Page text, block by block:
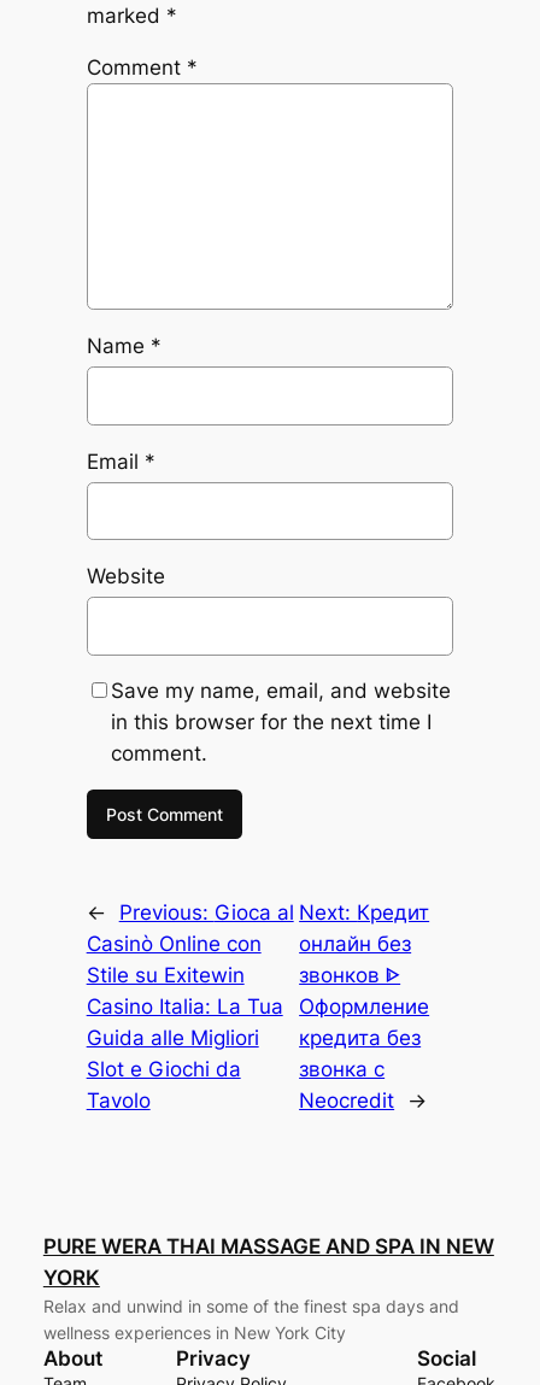
marked *
Comment *
Name *
Email *
Website
Save my name, email, and website
in this browser for the next time I
comment.
← Previous: Gioca al
Casinò Online con
Stile su Exitewin
Casino Italia: La Tua
Guida alle Migliori
Slot e Giochi da
Tavolo
Next: Кредит
онлайн без
звонков ᐈ
Оформление
кредита без
звонка с
Neocredit
→
PURE WERA THAI MASSAGE AND SPA IN NEW
YORK
Relax and unwind in some of the finest spa days and
wellness experiences in New York City
About Privacy Social